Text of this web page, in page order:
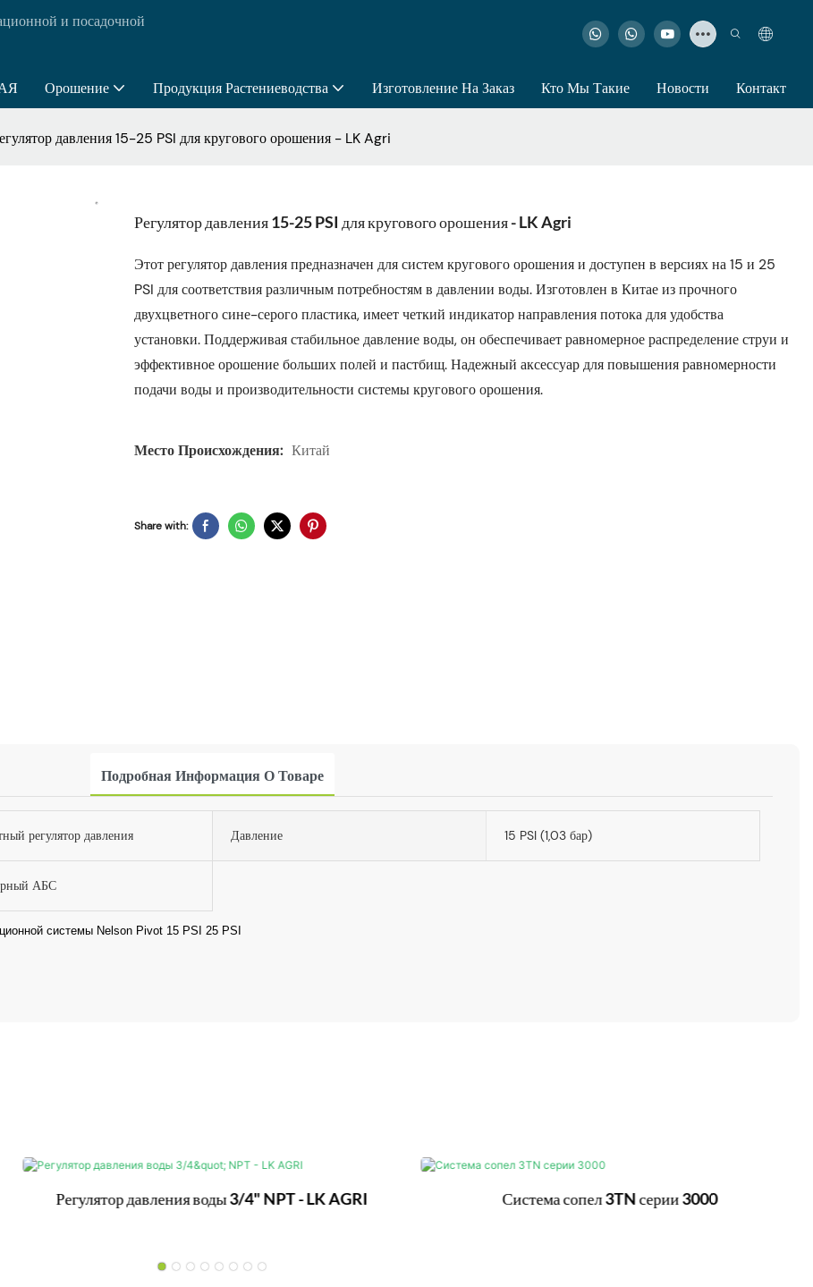
и посадочной
Орошение Продукция Растениеводства Изготовление На Заказ Кто Мы Такие Новости Контакт
давления 15-25 PSI для кругового орошения - LK Agri
Регулятор давления 15-25 PSI для кругового орошения - LK Agri
Этот регулятор давления предназначен для систем кругового орошения и доступен в версиях на 15 и 25
PSI для соответствия различным потребностям в давлении воды. Изготовлен в Китае из прочного
двухцветного сине-серого пластика, имеет четкий индикатор направления потока для удобства
установки. Поддерживая стабильное давление воды, он обеспечивает равномерное распределение струи и
эффективное орошение больших полей и пастбищ. Надежный аксессуар для повышения равномерности
подачи воды и производительности системы кругового орошения.
Место Происхождения: Китай
Share with:
Подробная Информация О Товаре
регулятор давления Давление 15 PSI (1,03 бар)
АБС
Регулятор давления воды 3/4" NPT - LK AGRI Система сопел 3TN серии 3000